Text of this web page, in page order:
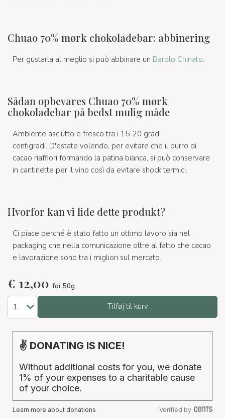
Chuao 70% mørk chokoladebar: abbinering
Per gustarla al meglio si può abbinare un Barolo Chinato.
Sådan opbevares Chuao 70% mørk
chokoladebar på bedst mulig måde
Ambiente asciutto e fresco tra i 15-20 gradi
centigradi. D'estate volendo, per evitare che il burro di
cacao riaffiori formando la patina bianca, si può conservare
in cantinette per il vino così da evitare shock termici.
Hvorfor kan vi lide dette produkt?
Ci piace perché è stato fatto un ottimo lavoro sia nel
packaging che nella comunicazione oltre al fatto che cacao
e lavorazione sono tra i migliori sul mercato.
€ 12,00 for 50g
Tilføj til kurv
✌ DONATING IS NICE!
Without additional costs for you, we donate
1% of your expenses to a charitable cause
of your choice.
Learn more about donations Verified by